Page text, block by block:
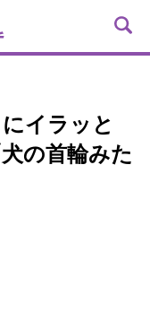
イラッと
の首輪みた